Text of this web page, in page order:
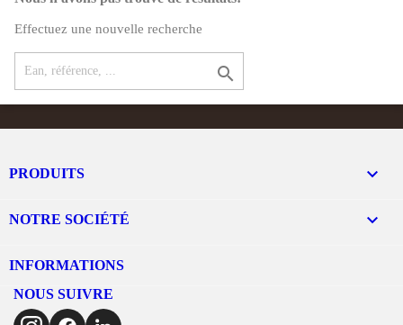
Effectuez une nouvelle recherche

PRODUITS 
NOTRE SOCIÉTÉ 
INFORMATIONS
NOUS SUIVRE